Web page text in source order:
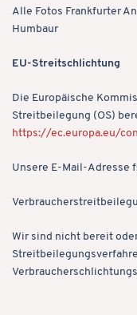
Alle Fotos Frankfurter
Humbaur
EU-Streitschlichtung
Die Europäische
Streitbeilegung (OS)
https://ec.europa.eu/
Unsere E-Mail-Adresse
Wir sind nicht bereit